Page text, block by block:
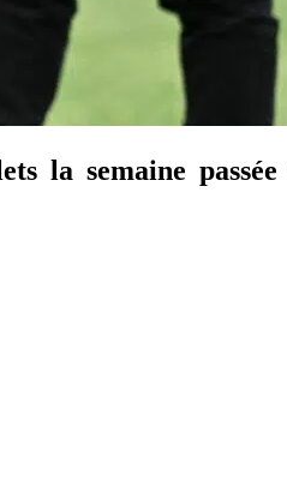
la semaine passée